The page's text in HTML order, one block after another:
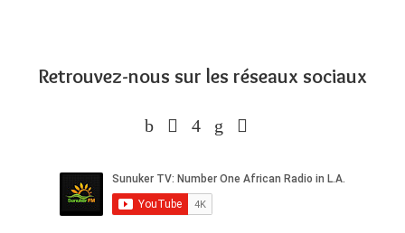
Retrouvez-nous sur les réseaux sociaux